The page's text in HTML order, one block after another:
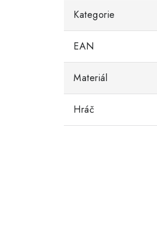
Kategorie
EAN
Materiál
Hráč